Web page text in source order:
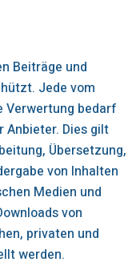
Beiträge und
Jede vom
Verwertung bedarf
Dies gilt
Übersetzung,
von Inhalten
Medien und
von
privaten und
werden.